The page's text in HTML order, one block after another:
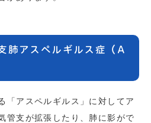
肺アスペルギルス症（A
「アスペルギルス」に対してア
管支が拡張したり、肺に影がで